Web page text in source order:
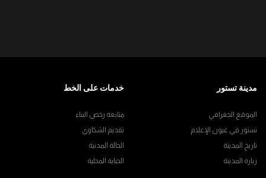
مدينة تستور
الموقع الجغرافي
تستور في عيون الإعلام
تاريخ المدينة
زيارة المدينة
خدمات على الخط
متابعة رخص البناء
تقديم الشكاوي
الحالة المدنية
الجباية المحلية